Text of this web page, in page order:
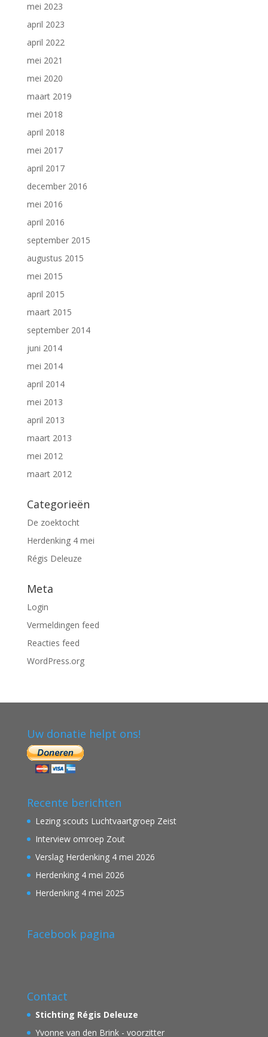
mei 2023
april 2023
april 2022
mei 2021
mei 2020
maart 2019
mei 2018
april 2018
mei 2017
april 2017
december 2016
mei 2016
april 2016
september 2015
augustus 2015
mei 2015
april 2015
maart 2015
september 2014
juni 2014
mei 2014
april 2014
mei 2013
april 2013
maart 2013
mei 2012
maart 2012
Categorieën
De zoektocht
Herdenking 4 mei
Régis Deleuze
Meta
Login
Vermeldingen feed
Reacties feed
WordPress.org
Uw donatie helpt ons!
Recente berichten
Lezing scouts Luchtvaartgroep Zeist
Interview omroep Zout
Verslag Herdenking 4 mei 2026
Herdenking 4 mei 2026
Herdenking 4 mei 2025
Facebook pagina
Contact
Stichting Régis Deleuze
Yvonne van den Brink - voorzitter